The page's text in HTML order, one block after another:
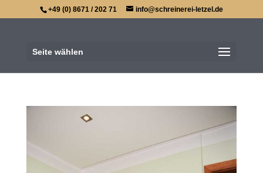
+49 (0) 8671 / 202 71 info@schreinerei-letzel.de
Seite wählen